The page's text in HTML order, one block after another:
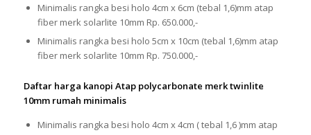
Minimalis rangka besi holo 4cm x 6cm (tebal 1,6)mm atap
fiber merk solarlite 10mm Rp. 650.000,-
Minimalis rangka besi holo 5cm x 10cm (tebal 1,6)mm atap
fiber merk solarlite 10mm Rp. 750.000,-
Daftar harga kanopi Atap polycarbonate merk twinlite
10mm rumah minimalis
Minimalis rangka besi holo 4cm x 4cm ( tebal 1,6 )mm atap